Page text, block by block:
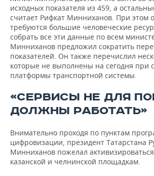
исходных показателя из 459, а
считает Рифкат Минниханов. При этом
требуются большие человеческие
собрать все эти данные по всем
Минниханов предложил сократить
показателей. Он также перечислил
которые не выполнены на сегодня при
платформы транспортной системы.
«СЕРВИСЫ НЕ ДЛЯ
ДОЛЖНЫ РАБОТАТЬ»
Внимательно проходя по пунктам
цифровизации, президент Татарстана
Минниханов пожелал
казанской и челнинской площадкам.